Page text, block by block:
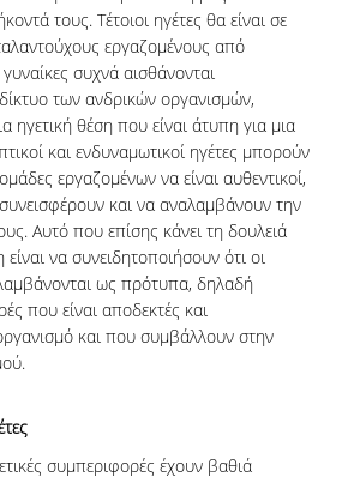
τους. Τέτοιοι ηγέτες θα είναι σε
εργαζομένους από
συχνά αισθάνονται
των ανδρικών οργανισμών,
ηγετική θέση που είναι άτυπη για μια
και ενδυναμωτικοί ηγέτες μπορούν
εργαζομένων να είναι αυθεντικοί,
και να αναλαμβάνουν την
Αυτό που επίσης κάνει τη δουλειά
να συνειδητοποιήσουν ότι οι
ως πρότυπα, δηλαδή
που είναι αποδεκτές και
και που συμβάλλουν στην
συμπεριφορές έχουν βαθιά